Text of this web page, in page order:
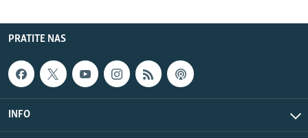
PRATITE NAS
INFO